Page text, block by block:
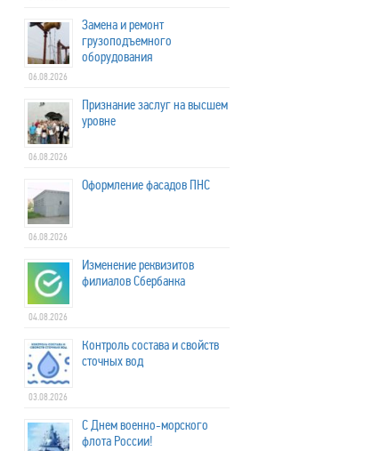
Замена и ремонт
грузоподъемного
оборудования
06.08.2026
Признание заслуг на высшем
уровне
06.08.2026
Оформление фасадов ПНС
06.08.2026
Изменение реквизитов
филиалов Сбербанка
04.08.2026
Контроль состава и свойств
сточных вод
03.08.2026
С Днем военно-морского
флота России!